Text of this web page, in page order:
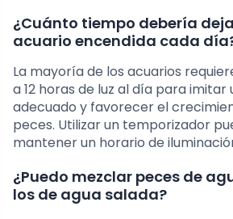
¿Cuánto tiempo debería
acuario encendida cada
La mayoría de los acuarios
a 12 horas de luz al día para
adecuado y favorecer el
peces. Utilizar un temporizador
mantener un horario de
¿Puedo mezclar peces de
los de agua salada?